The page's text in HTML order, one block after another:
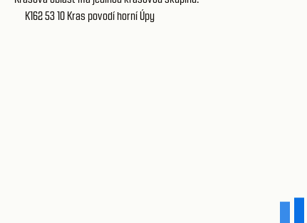
K162 53 10 Kras povodí horní Úpy